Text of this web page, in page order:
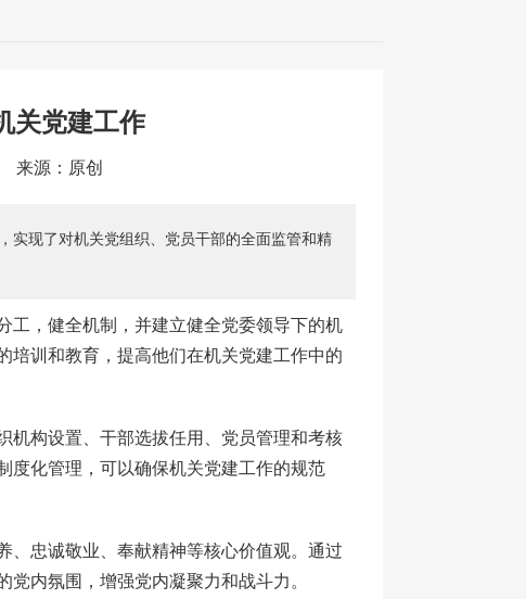
关党建工作
来源：原创
实现了对机关党组织、党员干部的全面监管和精
工，健全机制，并建立健全党委领导下的机
培训和教育，提高他们在机关党建工作中的
机构设置、干部选拔任用、党员管理和考核
度化管理，可以确保机关党建工作的规范
、忠诚敬业、奉献精神等核心价值观。通过
内氛围，增强党内凝聚力和战斗力。